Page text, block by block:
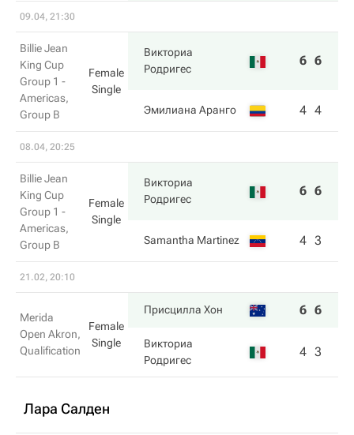
09.04, 21:30
Billie Jean
King Cup
Group 1 -
Americas,
Group B
Female
Single
Викториа
Родригес
6 6
Эмилиана Аранго 4 4
08.04, 20:25
Billie Jean
King Cup
Group 1 -
Americas,
Group B
Female
Single
Викториа
Родригес
6 6
Samantha Martinez 4 3
21.02, 20:10
Merida
Open Akron,
Qualification
Female
Single
Присцилла Хон 6 6
Викториа
Родригес
4 3
Лара Салден